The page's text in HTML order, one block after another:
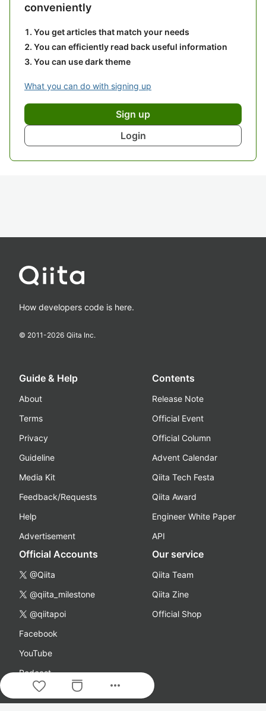
conveniently
You get articles that match your needs
You can efficiently read back useful information
You can use dark theme
What you can do with signing up
Sign up
Login
more_horiz
How developers code is here.
© 2011-2026 Qiita Inc.
Guide & Help
About
Terms
Privacy
Guideline
Media Kit
Feedback/Requests
Help
Advertisement
Contents
Release Note
Official Event
Official Column
Advent Calendar
Qiita Tech Festa
Qiita Award
Engineer White Paper
API
Official Accounts
@Qiita
@qiita_milestone
@qiitapoi
Facebook
YouTube
Podcast
Our service
Qiita Team
Qiita Zine
Official Shop
Company